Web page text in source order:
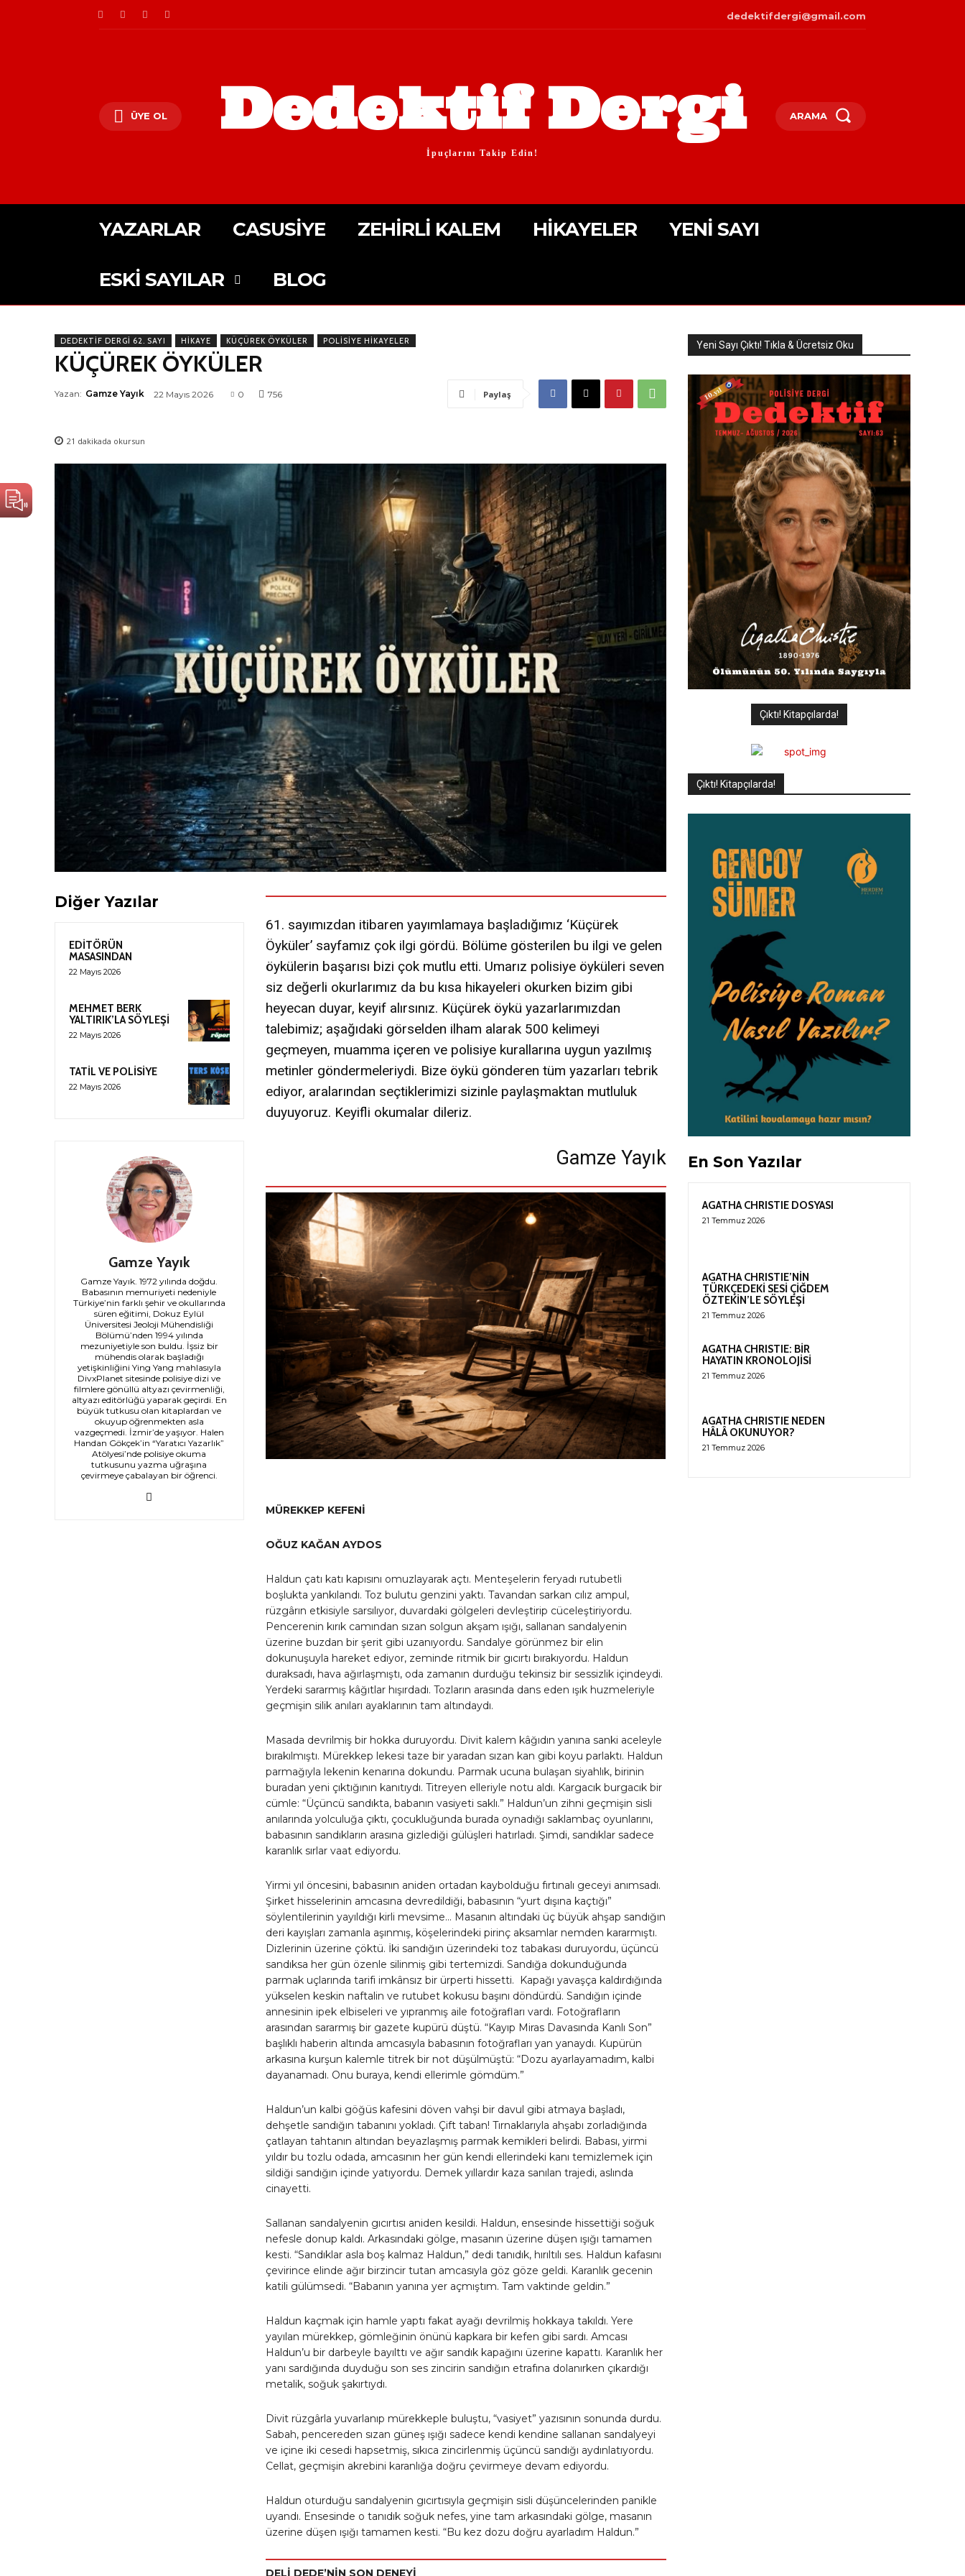
dedektifdergi@gmail.com
ÜYE OL Dedektif Dergi
İpuçlarını Takip Edin!
ARAMA
YAZARLAR CASUSIYE ZEHIRLI KALEM HIKAYELER YENI SAYI
ESKI SAYILAR BLOG
DEDEKTIF DERGI 62. SAYI HIKAYE KÜÇÜREK ÖYKÜLER POLISIYE HIKAYELER
KÜÇÜREK ÖYKÜLER
Yazan: Gamze Yayık 22 Mayıs 2026 0 756 Paylaş
21 dakikada okursun
Diğer Yazılar
EDİTÖRÜN
MASASINDAN
22 Mayıs 2026
MEHMET BERK
YALTIRIK’LA SÖYLEŞİ
22 Mayıs 2026
TATİL VE POLİSİYE
22 Mayıs 2026
Gamze Yayık
Gamze Yayık. 1972 yılında doğdu.
Babasının memuriyeti nedeniyle
Türkiye’nin farklı şehir ve okullarında
süren eğitimi, Dokuz Eylül
Üniversitesi Jeoloji Mühendisliği
Bölümü’nden 1994 yılında
mezuniyetiyle son buldu. İşsiz bir
mühendis olarak başladığı
yetişkinliğini Ying Yang mahlasıyla
DivxPlanet sitesinde polisiye dizi ve
filmlere gönüllü altyazı çevirmenliği,
altyazı editörlüğü yaparak geçirdi. En
büyük tutkusu olan kitaplardan ve
okuyup öğrenmekten asla
vazgeçmedi. İzmir’de yaşıyor. Halen
Handan Gökçek’in “Yaratıcı Yazarlık”
Atölyesi’nde polisiye okuma
tutkusunu yazma uğraşına
çevirmeye çabalayan bir öğrenci.
61. sayımızdan itibaren yayımlamaya başladığımız ‘Küçürek
Öyküler’ sayfamız çok ilgi gördü. Bölüme gösterilen bu ilgi ve gelen
öykülerin başarısı bizi çok mutlu etti. Umarız polisiye öyküleri seven
siz değerli okurlarımız da bu kısa hikayeleri okurken bizim gibi
heyecan duyar, keyif alırsınız. Küçürek öykü yazarlarımızdan
talebimiz; aşağıdaki görselden ilham alarak 500 kelimeyi
geçmeyen, muamma içeren ve polisiye kurallarına uygun yazılmış
metinler göndermeleriydi. Bize öykü gönderen tüm yazarları tebrik
ediyor, aralarından seçtiklerimizi sizinle paylaşmaktan mutluluk
duyuyoruz. Keyifli okumalar dileriz.
Gamze Yayık
MÜREKKEP KEFENİ
OĞUZ KAĞAN AYDOS
Haldun çatı katı kapısını omuzlayarak açtı. Menteşelerin feryadı rutubetli
boşlukta yankılandı. Toz bulutu genzini yaktı. Tavandan sarkan cılız ampul,
rüzgârın etkisiyle sarsılıyor, duvardaki gölgeleri devleştirip cüceleştiriyordu.
Pencerenin kırık camından sızan solgun akşam ışığı, sallanan sandalyenin
üzerine buzdan bir şerit gibi uzanıyordu. Sandalye görünmez bir elin
dokunuşuyla hareket ediyor, zeminde ritmik bir gıcırtı bırakıyordu. Haldun
duraksadı, hava ağırlaşmıştı, oda zamanın durduğu tekinsiz bir sessizlik içindeydi.
Yerdeki sararmış kâğıtlar hışırdadı. Tozların arasında dans eden ışık huzmeleriyle
geçmişin silik anıları ayaklarının tam altındaydı.
Masada devrilmiş bir hokka duruyordu. Divit kalem kâğıdın yanına sanki aceleyle
bırakılmıştı. Mürekkep lekesi taze bir yaradan sızan kan gibi koyu parlaktı. Haldun
parmağıyla lekenin kenarına dokundu. Parmak ucuna bulaşan siyahlık, birinin
buradan yeni çıktığının kanıtıydı. Titreyen elleriyle notu aldı. Kargacık burgacık bir
cümle: “Üçüncü sandıkta, babanın vasiyeti saklı.” Haldun’un zihni geçmişin sisli
anılarında yolculuğa çıktı, çocukluğunda burada oynadığı saklambaç oyunlarını,
babasının sandıkların arasına gizlediği gülüşleri hatırladı. Şimdi, sandıklar sadece
karanlık sırlar vaat ediyordu.
Yirmi yıl öncesini, babasının aniden ortadan kaybolduğu fırtınalı geceyi anımsadı.
Şirket hisselerinin amcasına devredildiği, babasının “yurt dışına kaçtığı”
söylentilerinin yayıldığı kirli mevsime… Masanın altındaki üç büyük ahşap sandığın
deri kayışları zamanla aşınmış, köşelerindeki pirinç aksamlar nemden kararmıştı.
Dizlerinin üzerine çöktü. İki sandığın üzerindeki toz tabakası duruyordu, üçüncü
sandıksa her gün özenle silinmiş gibi tertemizdi. Sandığa dokunduğunda
parmak uçlarında tarifi imkânsız bir ürperti hissetti. Kapağı yavaşça kaldırdığında
yükselen keskin naftalin ve rutubet kokusu başını döndürdü. Sandığın içinde
annesinin ipek elbiseleri ve yıpranmış aile fotoğrafları vardı. Fotoğrafların
arasından sararmış bir gazete kupürü düştü. “Kayıp Miras Davasında Kanlı Son”
başlıklı haberin altında amcasıyla babasının fotoğrafları yan yanaydı. Kupürün
arkasına kurşun kalemle titrek bir not düşülmüştü: “Dozu ayarlayamadım, kalbi
dayanamadı. Onu buraya, kendi ellerimle gömdüm.”
Haldun’un kalbi göğüs kafesini döven vahşi bir davul gibi atmaya başladı,
dehşetle sandığın tabanını yokladı. Çift taban! Tırnaklarıyla ahşabı zorladığında
çatlayan tahtanın altından beyazlaşmış parmak kemikleri belirdi. Babası, yirmi
yıldır bu tozlu odada, amcasının her gün kendi ellerindeki kanı temizlemek için
sildiği sandığın içinde yatıyordu. Demek yıllardır kaza sanılan trajedi, aslında
cinayetti.
Sallanan sandalyenin gıcırtısı aniden kesildi. Haldun, ensesinde hissettiği soğuk
nefesle donup kaldı. Arkasındaki gölge, masanın üzerine düşen ışığı tamamen
kesti. “Sandıklar asla boş kalmaz Haldun,” dedi tanıdık, hırıltılı ses. Haldun kafasını
çevirince elinde ağır birzincir tutan amcasıyla göz göze geldi. Karanlık gecenin
katili gülümsedi. “Babanın yanına yer açmıştım. Tam vaktinde geldin.”
Haldun kaçmak için hamle yaptı fakat ayağı devrilmiş hokkaya takıldı. Yere
yayılan mürekkep, gömleğinin önünü kapkara bir kefen gibi sardı. Amcası
Haldun’u bir darbeyle bayılttı ve ağır sandık kapağını üzerine kapattı. Karanlık her
yanı sardığında duyduğu son ses zincirin sandığın etrafına dolanırken çıkardığı
metalik, soğuk şakırtıydı.
Divit rüzgârla yuvarlanıp mürekkeple buluştu, “vasiyet” yazısının sonunda durdu.
Sabah, pencereden sızan güneş ışığı sadece kendi kendine sallanan sandalyeyi
ve içine iki cesedi hapsetmiş, sıkıca zincirlenmiş üçüncü sandığı aydınlatıyordu.
Cellat, geçmişin akrebini karanlığa doğru çevirmeye devam ediyordu.
Haldun oturduğu sandalyenin gıcırtısıyla geçmişin sisli düşüncelerinden panikle
uyandı. Ensesinde o tanıdık soğuk nefes, yine tam arkasındaki gölge, masanın
üzerine düşen ışığı tamamen kesti. “Bu kez dozu doğru ayarladım Haldun.”
DELİ DEDE’NİN SON DENEYİ
Yeni Sayı Çıktı! Tıkla & Ücretsiz Oku
Çıktı! Kitapçılarda!
Çıktı! Kitapçılarda!
En Son Yazılar
AGATHA CHRISTIE DOSYASI
21 Temmuz 2026
AGATHA CHRISTIE’NİN
TÜRKÇEDEKİ SESİ ÇİĞDEM
ÖZTEKİN’LE SÖYLEŞİ
21 Temmuz 2026
AGATHA CHRISTIE: BİR
HAYATIN KRONOLOJİSİ
21 Temmuz 2026
AGATHA CHRISTIE NEDEN
HÂLÂ OKUNUYOR?
21 Temmuz 2026